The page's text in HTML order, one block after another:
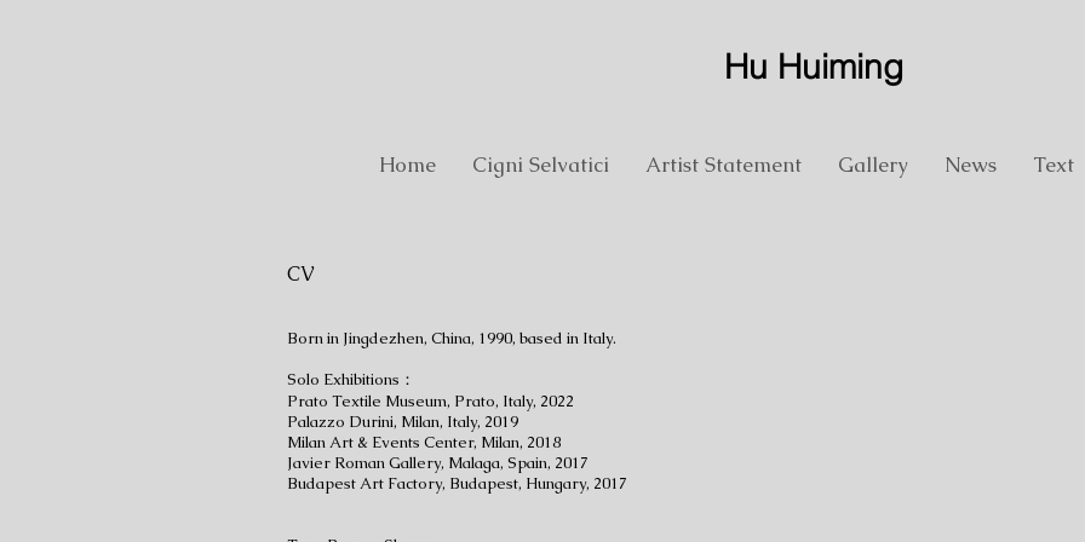
Hu Huiming
Home Cigni Selvatici Artist Statement Gallery News Text
CV
Born in Jingdezhen, China, 1990, based in Italy.​
Solo Exhibitions：
Prato Textile Museum, Prato, Italy, 2022
Palazzo Durini, Milan, Italy, 2019
Milan Art & Events Center, Milan, 2018
Javier Roman Gallery, Malaga, Spain, 2017
Budapest Art Factory, Budapest, Hungary, 2017